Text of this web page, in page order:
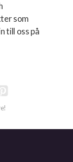
som
till oss på